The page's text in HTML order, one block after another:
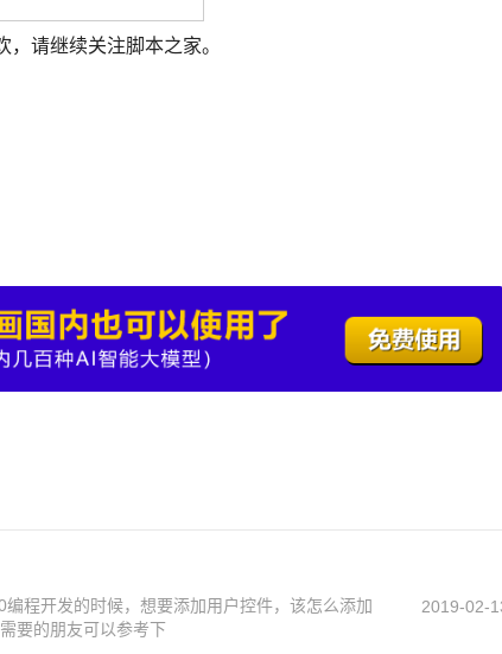
请继续关注脚本之家。
程开发的时候，想要添加用户控件，该怎么添加
要的朋友可以参考下
2019-02-